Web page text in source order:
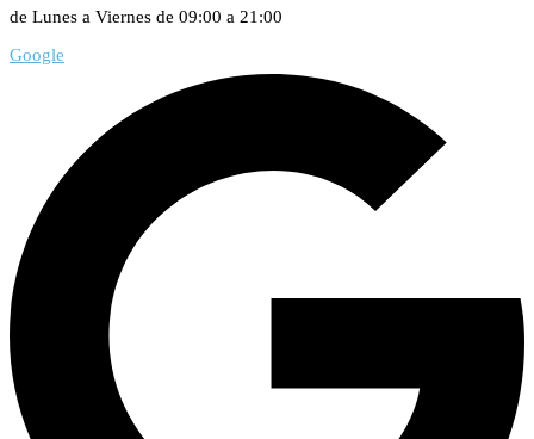
de Lunes a Viernes de 09:00 a 21:00
Google